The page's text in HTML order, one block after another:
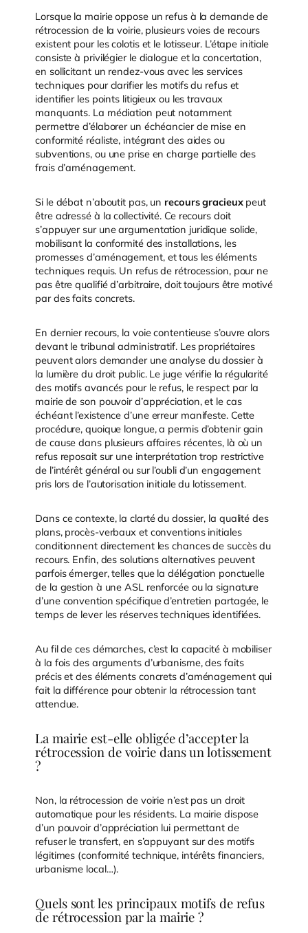
Lorsque la mairie oppose un refus à la demande de
rétrocession de la voirie, plusieurs voies de recours
existent pour les colotis et le lotisseur. L’étape initiale
consiste à privilégier le dialogue et la concertation,
en sollicitant un rendez-vous avec les services
techniques pour clarifier les motifs du refus et
identifier les points litigieux ou les travaux
manquants. La médiation peut notamment
permettre d’élaborer un échéancier de mise en
conformité réaliste, intégrant des aides ou
subventions, ou une prise en charge partielle des
frais d’aménagement.
Si le débat n’aboutit pas, un recours gracieuxpeut
être adressé à la collectivité. Ce recours doit
s’appuyer sur une argumentation juridique solide,
mobilisant la conformité des installations, les
promesses d’aménagement, et tous les éléments
techniques requis. Un refus de rétrocession, pour ne
pas être qualifié d’arbitraire, doit toujours être motivé
par des faits concrets.
En dernier recours, la voie contentieuse s’ouvre alors
devant le tribunal administratif. Les propriétaires
peuvent alors demander une analyse du dossier à
la lumière du droit public. Le juge vérifie la régularité
des motifs avancés pour le refus, le respect par la
mairie de son pouvoir d’appréciation, et le cas
échéant l’existence d’une erreur manifeste. Cette
procédure, quoique longue, a permis d’obtenir gain
de cause dans plusieurs affaires récentes, là où un
refus reposait sur une interprétation trop restrictive
de l’intérêt général ou sur l’oubli d’un engagement
pris lors de l’autorisation initiale du lotissement.
Dans ce contexte, la clarté du dossier, la qualité des
plans, procès-verbaux et conventions initiales
conditionnent directement les chances de succès du
recours. Enfin, des solutions alternatives peuvent
parfois émerger, telles que la délégation ponctuelle
de la gestion à une ASL renforcée ou la signature
d’une convention spécifique d’entretien partagée, le
temps de lever les réserves techniques identifiées.
Au fil de ces démarches, c’est la capacité à mobiliser
à la fois des arguments d’urbanisme, des faits
précis et des éléments concrets d’aménagement qui
fait la différence pour obtenir la rétrocession tant
attendue.
La mairie est-elle obligée d’accepter la
rétrocession de voirie dans un lotissement
?
Non, la rétrocession de voirie n’est pas un droit
automatique pour les résidents. La mairie dispose
d’un pouvoir d’appréciation lui permettant de
refuser le transfert, en s’appuyant sur des motifs
légitimes (conformité technique, intérêts financiers,
urbanisme local…).
Quels sont les principaux motifs de refus
de rétrocession par la mairie ?